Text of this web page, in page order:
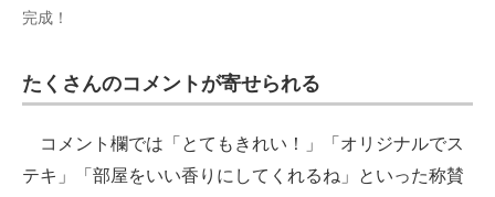
完成！
たくさんのコメントが寄せられる
コメント欄では「とてもきれい！」「オリジナルでス
テキ」「部屋をいい香りにしてくれるね」といった称賛